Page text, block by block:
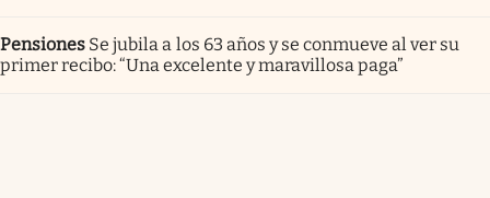
Pensiones Se jubila a los 63 años y se conmueve al ver su
primer recibo: “Una excelente y maravillosa paga”